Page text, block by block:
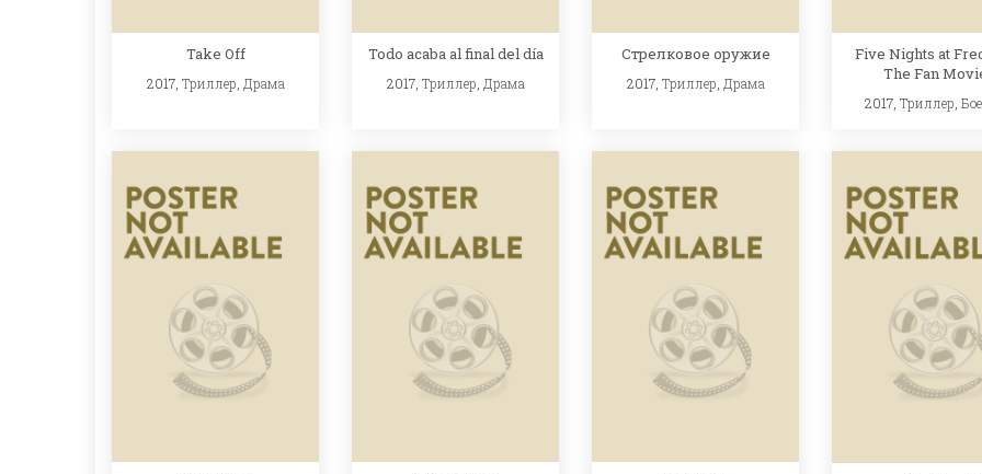
Take Off
2017, Триллер Драма
Todo acaba al final del día
2017, Триллер Драма
Стрелковое оружие
2017, Триллер Драма
Five Nights at
The Fan
2017, Триллер